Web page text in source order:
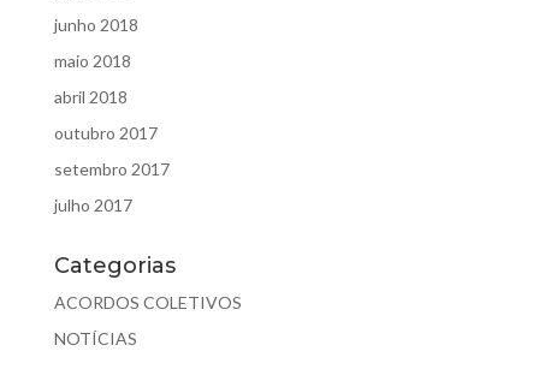
junho 2018
maio 2018
abril 2018
outubro 2017
setembro 2017
julho 2017
Categorias
ACORDOS COLETIVOS
NOTÍCIAS